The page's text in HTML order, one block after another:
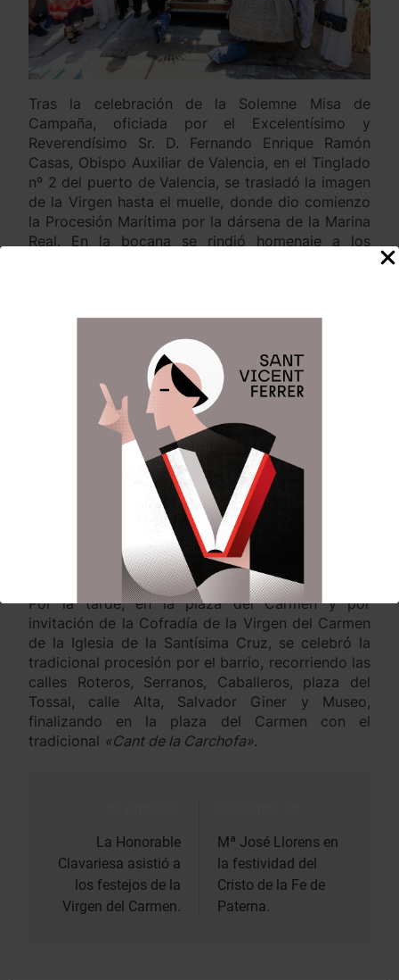
Tras la celebración de la Solemne Misa de
Campaña, oficiada por el Excelentísimo y
Reverendísimo Sr. D. Fernando Enrique Ramón
Casas, Obispo Auxiliar de Valencia, en el Tinglado
nº 2 del puerto de Valencia, se trasladó la imagen
de la Virgen hasta el muelle, donde dio comienzo
la Procesión Marítima por la dársena de la Marina
Real. En la bocana se rindió homenaje a los
Comandante Naval.
Por la tarde, en la plaza del Carmen y por
invitación de la Cofradía de la Virgen del Carmen
de la Iglesia de la Santísima Cruz, se celebró la
tradicional procesión por el barrio, recorriendo las
calles Roteros, Serranos, Caballeros, plaza del
Tossal, calle Alta, Salvador Giner y Museo,
finalizando en la plaza del Carmen con el
tradicional «Cant de la Carchofa».
entradas
La Honorable
Clavariesa asistió a
los festejos de la
Virgen del Carmen.
Mª José Llorens en
la festividad del
Cristo de la Fe de
Paterna.